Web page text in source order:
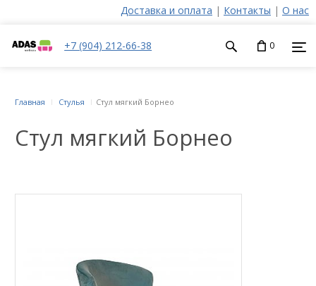
Доставка и оплата | Контакты | О нас
+7 (904) 212-66-38 0
Стул мягкий Борнео
Главная Стулья Стул мягкий Борнео